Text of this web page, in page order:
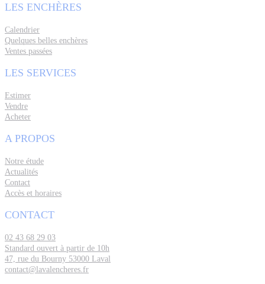
LES ENCHÈRES
Calendrier
Quelques belles enchères
Ventes passées
LES SERVICES
Estimer
Vendre
Acheter
A PROPOS
Notre étude
Actualités
Contact
Accès et horaires
CONTACT
02 43 68 29 03
Standard ouvert à partir de 10h
47, rue du Bourny 53000 Laval
contact@lavalencheres.fr